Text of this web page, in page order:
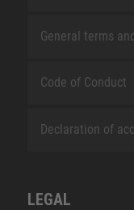
General terms
Code of Conduct
Declaration of
LEGAL